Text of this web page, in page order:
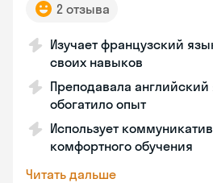
2 отзыва
Изучает французский
своих навыков
Преподавала английский
обогатило опыт
Использует
комфортного обучения
Читать дальше